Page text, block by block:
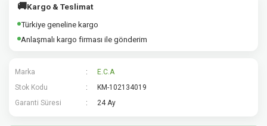
🚚Kargo & Teslimat
Türkiye geneline kargo
Anlaşmalı kargo firması ile gönderim
Marka
E.C.A
Stok Kodu
KM-102134019
Garanti Süresi
24 Ay